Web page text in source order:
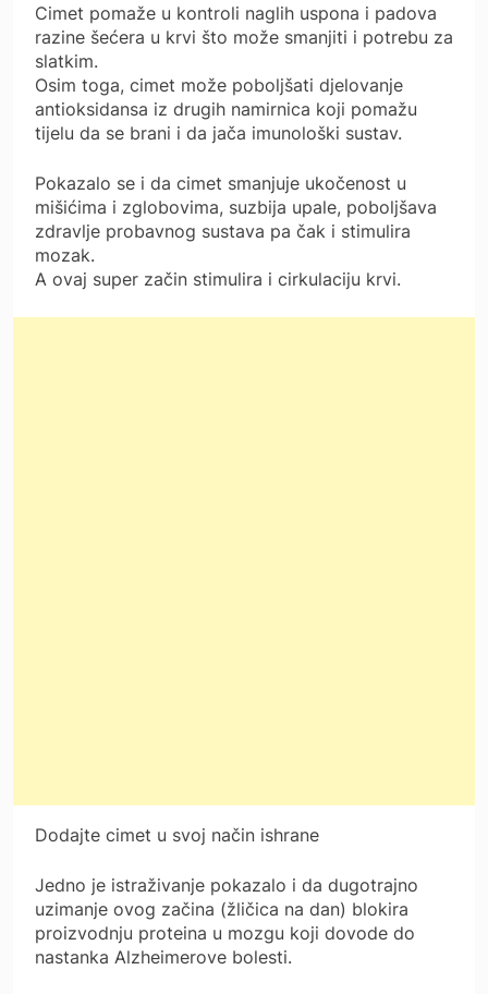
Cimet pomaže u kontroli naglih uspona i padova
razine šećera u krvi što može smanjiti i potrebu za
slatkim.
Osim toga, cimet može poboljšati djelovanje
antioksidansa iz drugih namirnica koji pomažu
tijelu da se brani i da jača imunološki sustav.
Pokazalo se i da cimet smanjuje ukočenost u
mišićima i zglobovima, suzbija upale, poboljšava
zdravlje probavnog sustava pa čak i stimulira
mozak.
A ovaj super začin stimulira i cirkulaciju krvi.
Dodajte cimet u svoj način ishrane
Jedno je istraživanje pokazalo i da dugotrajno
uzimanje ovog začina (žličica na dan) blokira
proizvodnju proteina u mozgu koji dovode do
nastanka Alzheimerove bolesti.